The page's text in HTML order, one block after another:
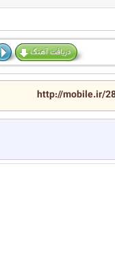
دریافت آهنگ
http://mobile.ir/